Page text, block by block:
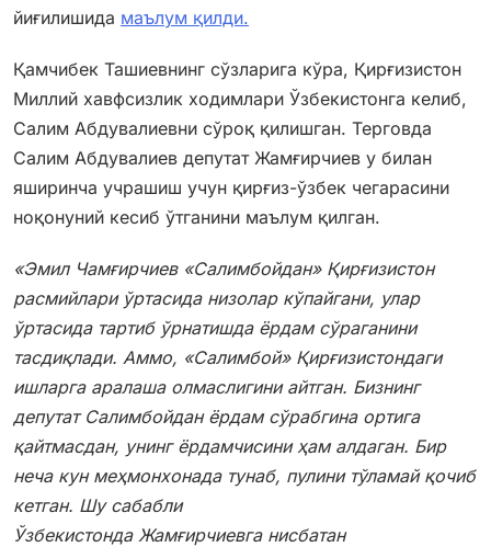
йиғилишида маълум қилди.
Қамчибек Ташиевнинг сўзларига кўра, Қирғизистон
Миллий хавфсизлик ходимлари Ўзбекистонга келиб,
Салим Абдувалиевни сўроқ қилишган. Терговда
Салим Абдувалиев депутат Жамғирчиев у билан
яширинча учрашиш учун қирғиз-ўзбек чегарасини
ноқонуний кесиб ўтганини маълум қилган.
«Эмил Чамғирчиев «Салимбойдан» Қирғизистон
расмийлари ўртасида низолар кўпайгани, улар
ўртасида тартиб ўрнатишда ёрдам сўраганини
тасдиқлади. Аммо, «Салимбой» Қирғизистондаги
ишларга аралаша олмаслигини айтган. Бизнинг
депутат Салимбойдан ёрдам сўрабгина ортига
қайтмасдан, унинг ёрдамчисини ҳам алдаган. Бир
неча кун меҳмонхонада тунаб, пулини тўламай қочиб
кетган. Шу сабабли
Ўзбекистонда Жамғирчиевга нисбатан